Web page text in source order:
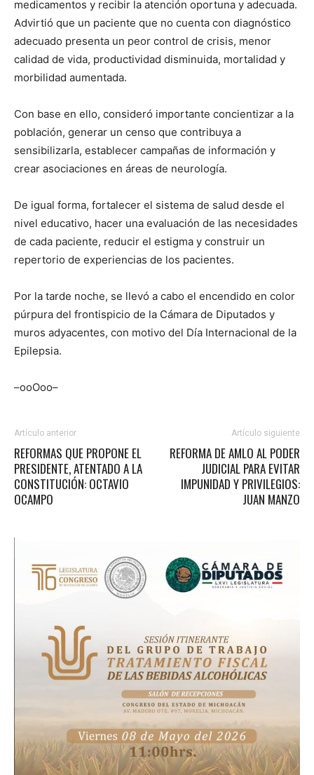
medicamentos y recibir la atención oportuna y adecuada.
Advirtió que un paciente que no cuenta con diagnóstico
adecuado presenta un peor control de crisis, menor
calidad de vida, productividad disminuida, mortalidad y
morbilidad aumentada.
Con base en ello, consideró importante concientizar a la
población, generar un censo que contribuya a
sensibilizarla, establecer campañas de información y
crear asociaciones en áreas de neurología.
De igual forma, fortalecer el sistema de salud desde el
nivel educativo, hacer una evaluación de las necesidades
de cada paciente, reducir el estigma y construir un
repertorio de experiencias de los pacientes.
Por la tarde noche, se llevó a cabo el encendido en color
púrpura del frontispicio de la Cámara de Diputados y
muros adyacentes, con motivo del Día Internacional de la
Epilepsia.
–ooOoo–
Artículo anterior
REFORMAS QUE PROPONE EL
PRESIDENTE, ATENTADO A LA
CONSTITUCIÓN: OCTAVIO
OCAMPO
Artículo siguiente
REFORMA DE AMLO AL PODER
JUDICIAL PARA EVITAR
IMPUNIDAD Y PRIVILEGIOS:
JUAN MANZO